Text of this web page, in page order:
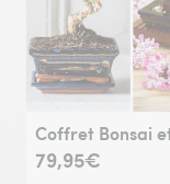
79,95€